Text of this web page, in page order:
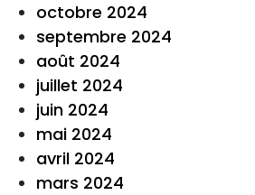
octobre 2024
septembre 2024
août 2024
juillet 2024
juin 2024
mai 2024
avril 2024
mars 2024